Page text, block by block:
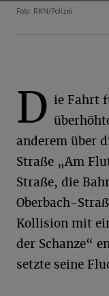
Foto: RKN/Polizei
D ie Fahrt
anderem über
Straße „Am
Straße, die
Oberbach-
Kollision mit
der Schanze“
setzte seine